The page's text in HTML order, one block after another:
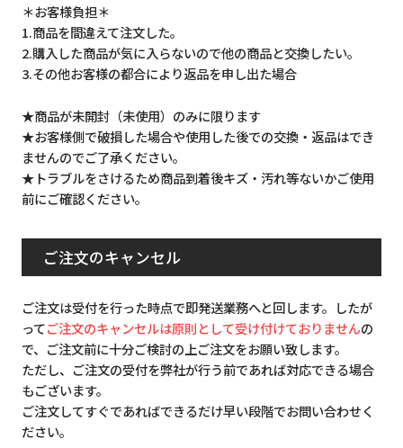
＊お客様負担＊
1.商品を間違えて注文した。
2.購入した商品が気に入らないので他の商品と交換したい。
3.その他お客様の都合により返品を申し出た場合
★商品が未開封（未使用）のみに限ります
★お客様側で破損した場合や使用した後での交換・返品はでき
ませんのでご了承ください。
★トラブルをさけるため商品到着後キズ・汚れ等ないかご使用
前にご確認ください。
ご注文のキャンセル
ご注文は受付を行った時点で即発送業務へと回します。したが
ってご注文のキャンセルは原則として受け付けておりませんの
で、ご注文前に十分ご検討の上ご注文をお願い致します。
ただし、ご注文の受付を弊社が行う前であれば対応できる場合
もございます。
ご注文してすぐであればできるだけ早い段階でお問い合わせく
ださい。